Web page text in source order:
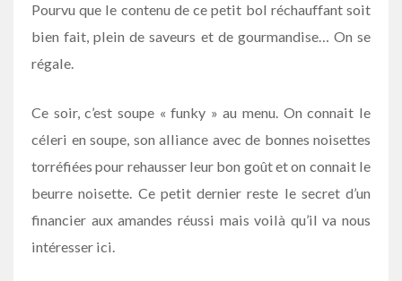
Pourvu que le contenu de ce petit bol réchauffant soit
bien fait, plein de saveurs et de gourmandise… On se
régale.
Ce soir, c’est soupe « funky » au menu. On connait le
céleri en soupe, son alliance avec de bonnes noisettes
torréfiées pour rehausser leur bon goût et on connait le
beurre noisette. Ce petit dernier reste le secret d’un
financier aux amandes réussi mais voilà qu’il va nous
intéresser ici.